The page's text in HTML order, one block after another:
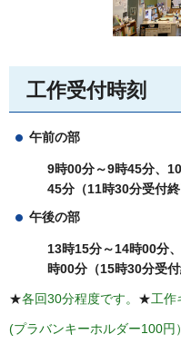
工作受付時刻
午前の部
9時00分～9時45分、
45分（11時30分受付終
午後の部
13時15分～14時00分、
時00分（15時30分受付
★各回30分程度です。 ★工作
(プラバンキーホルダー100円